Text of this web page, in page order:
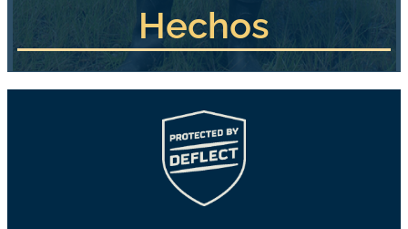
Hechos